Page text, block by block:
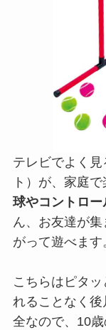
テレビでよく
ト）が、家庭
球やコントロ
ん、お友達が
がって遊べます
こちらはピタ
れることなく
全なので、10